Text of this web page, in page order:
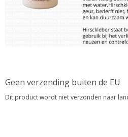
Geen verzending buiten de EU
Dit product wordt niet verzonden naar